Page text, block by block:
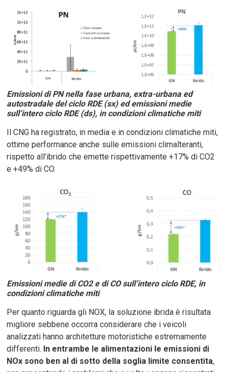
Emissioni di PN nella fase urbana, extra-urbana ed
autostradale del ciclo RDE (sx) ed emissioni medie
sull’intero ciclo RDE (ds), in condizioni climatiche miti
Il CNG ha registrato, in media e in condizioni climatiche miti,
ottime performance anche sulle emissioni climalteranti,
rispetto all’ibrido che emette rispettivamente +17% di CO2
e +49% di CO.
Emissioni medie di CO2 e di CO sull’intero ciclo RDE, in
condizioni climatiche miti
Per quanto riguarda gli NOX, la soluzione ibrida è risultata
migliore sebbene occorra considerare che i veicoli
analizzati hanno architetture motoristiche estremamente
differenti. In entrambe le alimentazioni le emissioni di
NOx sono ben al di sotto della soglia limite consentita,